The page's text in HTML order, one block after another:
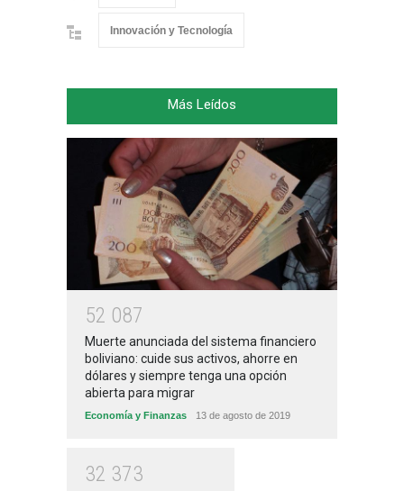
Innovación y Tecnología
Más Leídos
52 087
Muerte anunciada del sistema financiero
boliviano: cuide sus activos, ahorre en
dólares y siempre tenga una opción
abierta para migrar
Economía y Finanzas 13 de agosto de 2019
32 373